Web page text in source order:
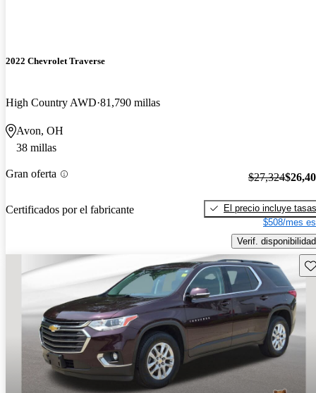
2022 Chevrolet Traverse
High Country AWD 81,790 millas
Avon, OH
38 millas
Gran oferta
Certificados por el fabricante
$27,324
El precio incluye tasas
$508/mes
Verif. disponibilidad